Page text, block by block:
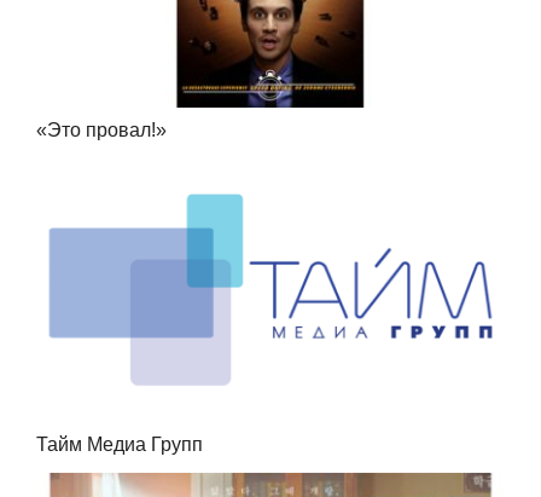
«Это провал!»
Тайм Медиа Групп